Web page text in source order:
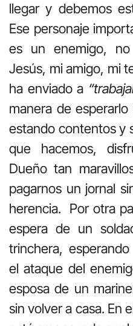
llegar y debemos
Ese personaje
es un enemigo,
Jesús, mi amigo, mi
ha enviado a
manera de
estando contentos y
que hacemos,
Dueño tan
pagarnos un jornal
herencia. Por otra
espera de un
trinchera,
el ataque del
esposa de un
sin volver a casa. En